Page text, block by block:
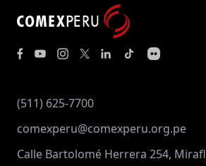
(511) 625-7700
comexperu@comexperu.org.pe
Calle Bartolomé Herrera 254,